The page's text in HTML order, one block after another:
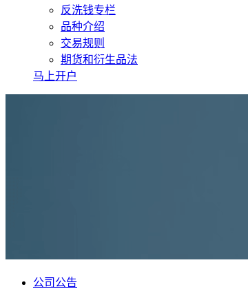
反洗钱专栏
品种介绍
交易规则
期货和衍生品法
马上开户
公司公告